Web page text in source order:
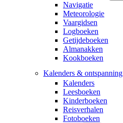
Navigatie
Meteorologie
Vaargidsen
Logboeken
Getijdeboeken
Almanakken
Kookboeken
Kalenders & ontspanning
Kalenders
Leesboeken
Kinderboeken
Reisverhalen
Fotoboeken